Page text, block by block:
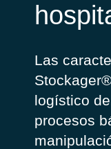
Las
logístico
procesos